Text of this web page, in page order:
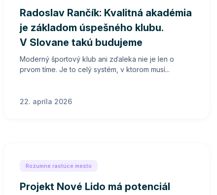
Radoslav Rančík: Kvalitná akadémia
je základom úspešného klubu.
V Slovane takú budujeme
Moderný športový klub ani zďaleka nie je len o
prvom tíme. Je to celý systém, v ktorom musí...
22. apríla 2026
Rozumne rastúce mesto
Projekt Nové Lido má potenciál